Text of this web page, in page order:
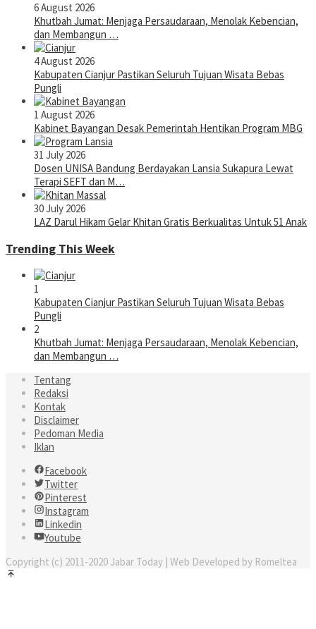
6 August 2026
Khutbah Jumat: Menjaga Persaudaraan, Menolak Kebencian,
dan Membangun …
4 August 2026
Kabupaten Cianjur Pastikan Seluruh Tujuan Wisata Bebas
Pungli
1 August 2026
Kabinet Bayangan Desak Pemerintah Hentikan Program MBG
31 July 2026
Dosen UNISA Bandung Berdayakan Lansia Sukapura Lewat
Terapi SEFT dan M…
30 July 2026
LAZ Darul Hikam Gelar Khitan Gratis Berkualitas Untuk 51 Anak
Trending This Week
1
Kabupaten Cianjur Pastikan Seluruh Tujuan Wisata Bebas
Pungli
2
Khutbah Jumat: Menjaga Persaudaraan, Menolak Kebencian,
dan Membangun …
Tentang
Redaksi
Kontak
Disclaimer
Pedoman Media
Iklan
Facebook
Twitter
Pinterest
Instagram
Linkedin
Youtube
Copyright (c) 2011-2020 Jabar Today | Web Developed by Romeltea